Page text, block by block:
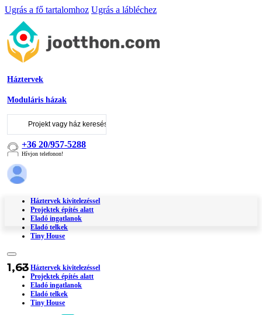
Ugrás a fő tartalomhoz Ugrás a lábléchez
Háztervek
Moduláris házak
+36 20/957-5288
Hívjon telefonon!
Háztervek kivitelezéssel
Projektek építés alatt
Eladó ingatlanok
Eladó telkek
Tiny House
Háztervek kivitelezéssel
Projektek építés alatt
Eladó ingatlanok
Eladó telkek
Tiny House
1,63